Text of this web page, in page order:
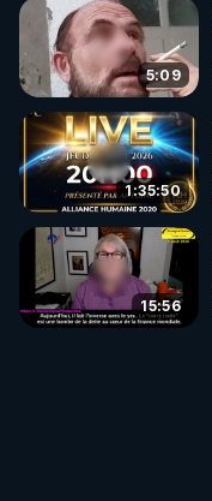
5:09
1:35:50
15:56